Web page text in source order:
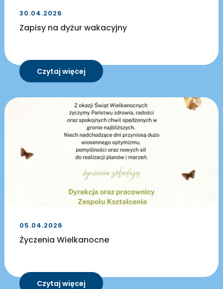
30.04.2026
Zapisy na dyżur wakacyjny
Czytaj więcej
05.04.2026
Życzenia Wielkanocne
Czytaj więcej